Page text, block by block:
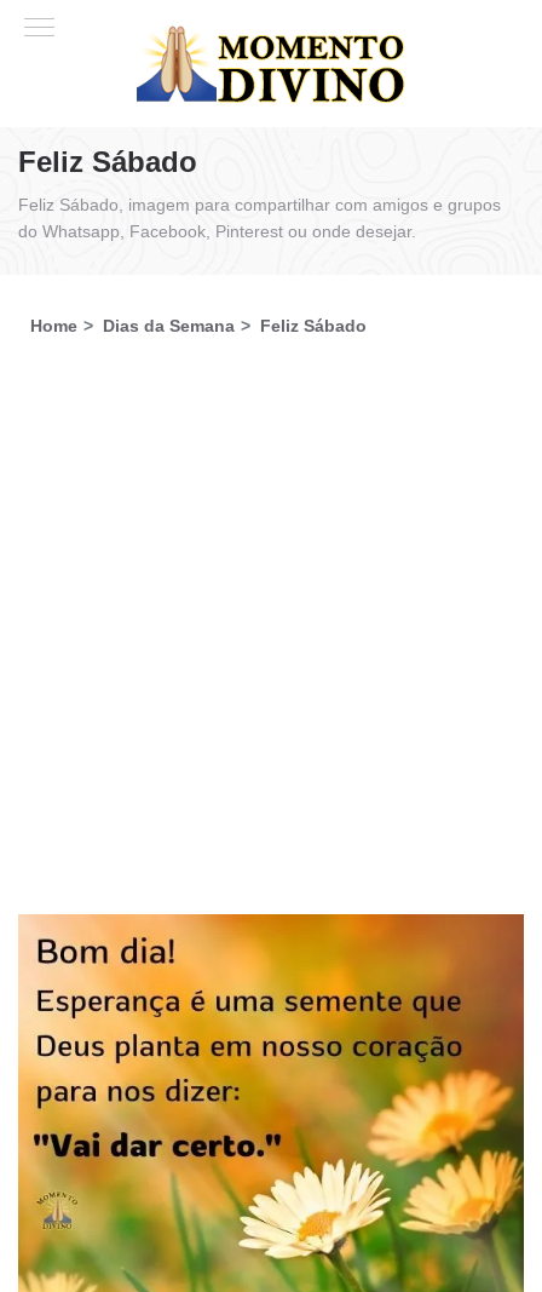
Feliz Sábado
Feliz Sábado, imagem para compartilhar com amigos e grupos
do Whatsapp, Facebook, Pinterest ou onde desejar.
Home Dias da Semana Feliz Sábado